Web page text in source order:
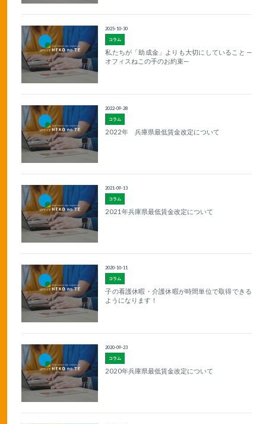
コラム
2025-10-30
私たちが「助成金」よりも大切にしていること —
オフィスねこの手のお約束—
コラム
2022-09-28
2022年 兵庫県最低賃金改定について
コラム
2021-09-13
2021年兵庫県最低賃金改定について
コラム
2020-10-11
子の看護休暇・介護休暇が時間単位で取得できる
ようになります！
コラム
2020-09-23
2020年兵庫県最低賃金改定について